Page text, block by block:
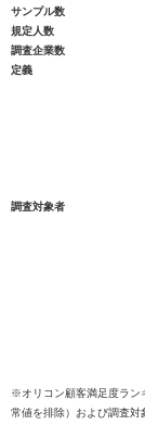
サンプル数
規定人数
調査企業数
定義
調査対象者
※オリコン顧客満足度ラン
常値を排除）および調査対